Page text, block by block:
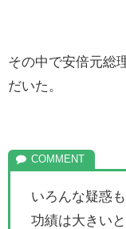
その中で安倍元総
だいた。
いろんな疑惑
功績は大きいと